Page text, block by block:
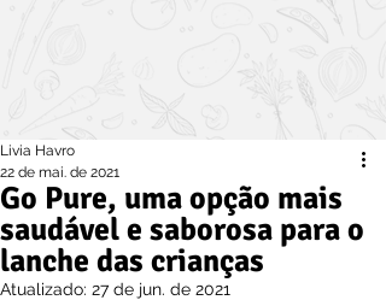
Go Pure, uma opção mais
saudável e saborosa para o
lanche das crianças
Livia Havro
22 de mai. de 2021
Atualizado: 27 de jun. de 2021